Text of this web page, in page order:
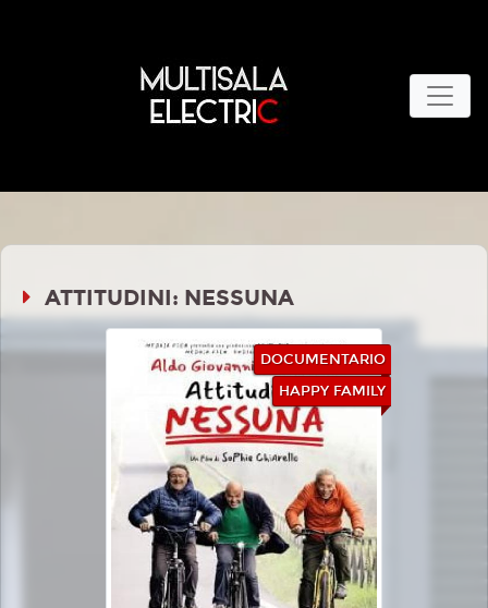
ATTITUDINI: NESSUNA
DOCUMENTARIO
HAPPY FAMILY